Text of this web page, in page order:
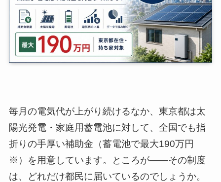
毎月の電気代が上がり続けるなか、東京都は太
陽光発電・家庭用蓄電池に対して、全国でも指
折りの手厚い補助金（蓄電池で最大190万円
※）を用意しています。ところが——その制度
は、どれだけ都民に届いているのでしょうか。